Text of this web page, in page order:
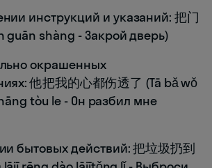
инструкций и указаний: 把门
guān shàng - Закрой дверь)
окрашенных
他把我的心都伤透了 (Tā bǎ wǒ
tòu le - Он разбил мне
бытовых действий: 把垃圾扔到